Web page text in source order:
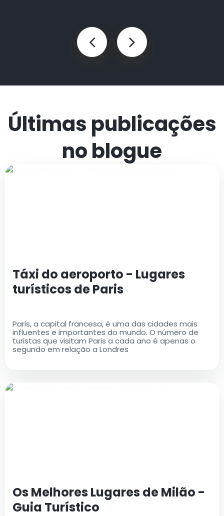
Últimas publicações
no blogue
Táxi do aeroporto - Lugares
turísticos de Paris
Paris, a capital francesa, é uma das cidades mais
influentes e importantes do mundo. O número de
turistas que visitam Paris a cada ano é apenas o
segundo em relação a Londres
Os Melhores Lugares de Milão -
Guia Turístico